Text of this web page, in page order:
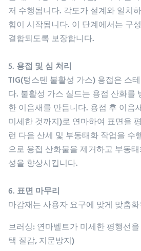
저 수행됩니다. 각도가 설계와 일치
힘이 시작됩니다. 이 단계에서는 구
결합되도록 보장합니다.
5. 용접 및 심 처리
TIG(텅스텐 불활성 가스) 용접은 스
다. 불활성 가스 실드는 용접 산화를
한 이음새를 만듭니다. 용접 후 이음
미세한 것까지)로 연마하여 표면을
런 다음 산세 및 부동태화 작업을 수
으로 용접 산화물을 제거하고 부동
성을 향상시킵니다.
6. 표면 마무리
마감재는 사용자 요구에 맞게 맞춤
브러싱: 연마벨트가 미세한 평행선
택 질감, 지문방지)